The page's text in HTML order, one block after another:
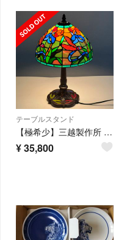
テーブルスタンド
【極希少】三越製作所 ステンドグラスランプ トンボ ドラゴンフライ アンティーク
¥35,800